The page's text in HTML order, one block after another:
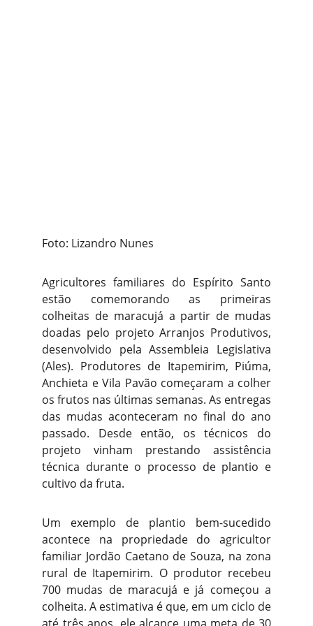
Foto: Lizandro Nunes
Agricultores familiares do Espírito Santo
estão comemorando as primeiras
colheitas de maracujá a partir de mudas
doadas pelo projeto Arranjos Produtivos,
desenvolvido pela Assembleia Legislativa
(Ales). Produtores de Itapemirim, Piúma,
Anchieta e Vila Pavão começaram a colher
os frutos nas últimas semanas. As entregas
das mudas aconteceram no final do ano
passado. Desde então, os técnicos do
projeto vinham prestando assistência
técnica durante o processo de plantio e
cultivo da fruta.
Um exemplo de plantio bem-sucedido
acontece na propriedade do agricultor
familiar Jordão Caetano de Souza, na zona
rural de Itapemirim. O produtor recebeu
700 mudas de maracujá e já começou a
colheita. A estimativa é que, em um ciclo de